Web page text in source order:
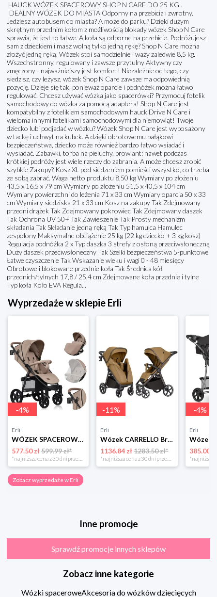
HAUCK WÓZEK SPACEROWY SHOP N CARE DO 25 KG .
IDEALNY WÓZEK DO MIASTA Odporny na przebicia i zwrotny.
Jedziesz autobusem do miasta? A może do parku? Dzięki dużym
skrętnym przednim kołom z możliwością blokady wózek Shop N Care
sprawia, że jest to łatwe. A koła są odporne na przebicie. Podróżujesz
sam z dzieckiem i masz wolną tylko jedną rękę? Shop N Care można
złożyć jedną ręką. Wózek stoi samodzielnie i waży zaledwie 8,5 kg.
Wszechstronny, regulowany i zawsze przytulny Aktywny czy
zmęczony - najważniejszy jest komfort! Niezależnie od tego, czy
siedzisz, czy leżysz, wózek Shop N Care zawsze ma odpowiednią
pozycję. Dzieje się tak, ponieważ oparcie i podnóżek można łatwo
regulować. Chcesz używać wózka jako spacerówki? Przymocuj fotelik
samochodowy do wózka za pomocą adaptera! Shop N Care jest
kompatybilny z fotelikiem samochodowym hauck Drive N Care i
wieloma innymi fotelikami samochodowymi dla niemowląt! Twoje
dziecko lubi podjadać w wózku? Wózek Shop N Care jest wyposażony
w tackę i uchwyt na kubek. A dzięki obrotowemu pałąkowi
bezpieczeństwa, dziecko może również bardzo łatwo wsiadać i
wysiadać. Zabawki, torba na pieluchy, prowiant: nawet podczas
krótkiej podróży jest wiele rzeczy do zabrania. A może chcesz zrobić
szybkie Zakupy? Kosz XL pod siedzeniem pomieści wszystko, co trzeba
ze sobą zabrać. Waga netto produktu 8,50 kg Wymiary po złożeniu
43,5 x 16,5 x 79 cm Wymiary po złożeniu 51,5 x 40,5 x 104 cm
Wymiary powierzchni do leżenia 71 x 33 cm Wymiary oparcia 50 x 33
cm Wymiary siedziska 21 x 33 cm Kosz na zakupy Tak Zdejmowany
przedni drążek Tak Zdejmowany pokrowiec Tak Zdejmowany daszek
Tak Ochrona UV 50+ Tak Zawieszenie Tak Prosty mechanizm
składania Tak Składanie jedną ręką Tak Typ hamulca Hamulec
zespolony Maksymalne obciążenie 25 kg (22 kg dziecko + 3 kg kosz)
Regulacja podnóżka 2 x Typ daszka 3 strefy z osłoną przeciwsłoneczną
Duży daszek przeciwsłoneczny Tak Szelki bezpieczeństwa 5-punktowe
Łatwe czyszczenie Tak Wskazanie wieku i wagi 0 - 48 miesięcy
Obrotowe i blokowane przednie koła Tak Średnica kół
przednich/tylnych 17,8 / 25,4 cm Zdejmowane koła przednie i tylne
Typ koła Koło EVA Regula...
Wyprzedaże w sklepie Erli
-4%
Erli
WÓZEK SPACEROWY DO 22KG DUŻE BEZOBSŁUGOWE KOŁA + Moskitiera LIONELO ANNET
577.50 zł599.99 zł*
*najniższa cena z 30 dni przed obniżką
-11%
Erli
Wózek CARRELLO Bravo SL Deluxe Copper Beige 2026
1136.84 zł 1283.50 zł*
*najniższa cena z 30 dni przed obniżką
-4%
Erli
385.00 zł
Zobacz wyprzedaże w Erli
Inne promocje
Sprawdź promocje innych sklepów
Zobacz inne kategorie
Wózki spaceroweAkcesoria do wózków dziecięcych